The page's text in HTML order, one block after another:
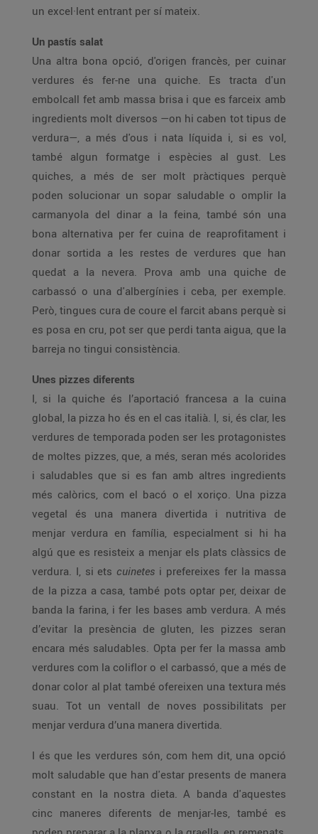
un excel·lent entrant per sí mateix.
Un pastís salat
Una altra bona opció, d'origen francès, per cuinar
verdures és fer-ne una quiche. Es tracta d'un
embolcall fet amb massa brisa i que es farceix amb
ingredients molt diversos —on hi caben tot tipus de
verdura—, a més d'ous i nata líquida i, si es vol,
també algun formatge i espècies al gust. Les
quiches, a més de ser molt pràctiques perquè
poden solucionar un sopar saludable o omplir la
carmanyola del dinar a la feina, també són una
bona alternativa per fer cuina de reaprofitament i
donar sortida a les restes de verdures que han
quedat a la nevera. Prova amb una quiche de
carbassó o una d'albergínies i ceba, per exemple.
Però, tingues cura de coure el farcit abans perquè si
es posa en cru, pot ser que perdi tanta aigua, que la
barreja no tingui consistència.
Unes pizzes diferents
I, si la quiche és l’aportació francesa a la cuina
global, la pizza ho és en el cas italià. I, si, és clar, les
verdures de temporada poden ser les protagonistes
de moltes pizzes, que, a més, seran més acolorides
i saludables que si es fan amb altres ingredients
més calòrics, com el bacó o el xoriço. Una pizza
vegetal és una manera divertida i nutritiva de
menjar verdura en família, especialment si hi ha
algú que es resisteix a menjar els plats clàssics de
verdura. I, si ets cuinetes i prefereixes fer la massa
de la pizza a casa, també pots optar per, deixar de
banda la farina, i fer les bases amb verdura. A més
d’evitar la presència de gluten, les pizzes seran
encara més saludables. Opta per fer la massa amb
verdures com la coliflor o el carbassó, que a més de
donar color al plat també ofereixen una textura més
suau. Tot un ventall de noves possibilitats per
menjar verdura d’una manera divertida.
I és que les verdures són, com hem dit, una opció
molt saludable que han d'estar presents de manera
constant en la nostra dieta. A banda d'aquestes
cinc maneres diferents de menjar-les, també es